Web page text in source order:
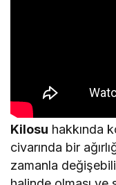
Kilosu hakkında
civarında bir
zamanla